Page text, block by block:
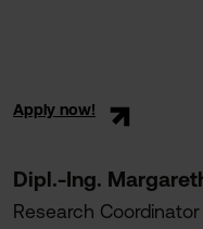
Apply now!
Dipl.-Ing.
Research Coordinator